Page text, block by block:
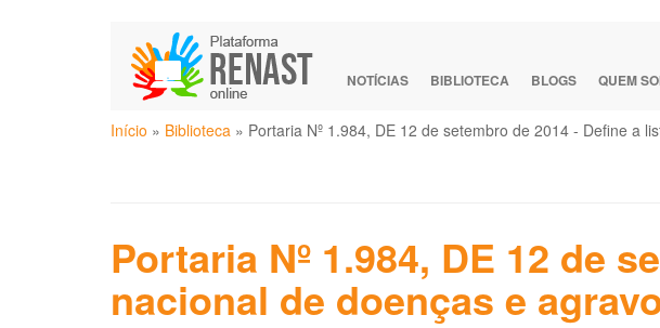
NOTÍCIAS BIBLIOTECA BLOGS QUEM
Você
Início » Biblioteca » Portaria Nº 1.984, DE 12 de setembro de 2014 - Define a
Portaria Nº 1.984, DE 12 de
nacional de doenças e